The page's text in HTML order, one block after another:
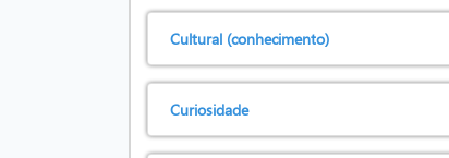
Cultural (conhecimento)
Curiosidade